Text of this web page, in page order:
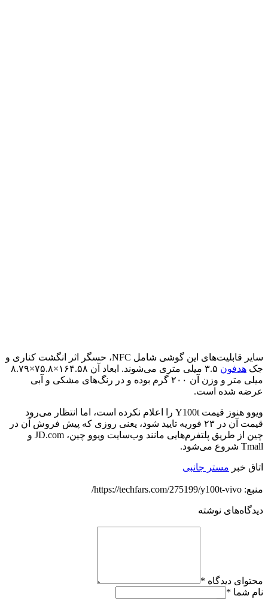
سایر قابلیت‌های این گوشی شامل NFC، حسگر اثر انگشت کناری و
جک هدفون
۳.۵ میلی متری می‌شوند. ابعاد آن ۱۶۴.۵۸×۷۵.۸×۸.۷۹
میلی متر و وزن آن ۲۰۰ گرم بوده و در رنگ‌های مشکی و آبی
عرضه شده است.
ویوو هنوز قیمت Y100t را اعلام نکرده است، اما انتظار می‌رود
قیمت آن در ۲۳ فوریه تایید شود، یعنی روزی که پیش فروش آن در
چین از طریق پلتفرم‌هایی مانند وب‌سایت ویوو چین، JD.com و
Tmall شروع می‌شود.
اتاق خبر مستر جانبی
منبع: https://techfars.com/275199/y100t-vivo/
دیدگاه‌های نوشته
محتوای دیدگاه *
نام شما *